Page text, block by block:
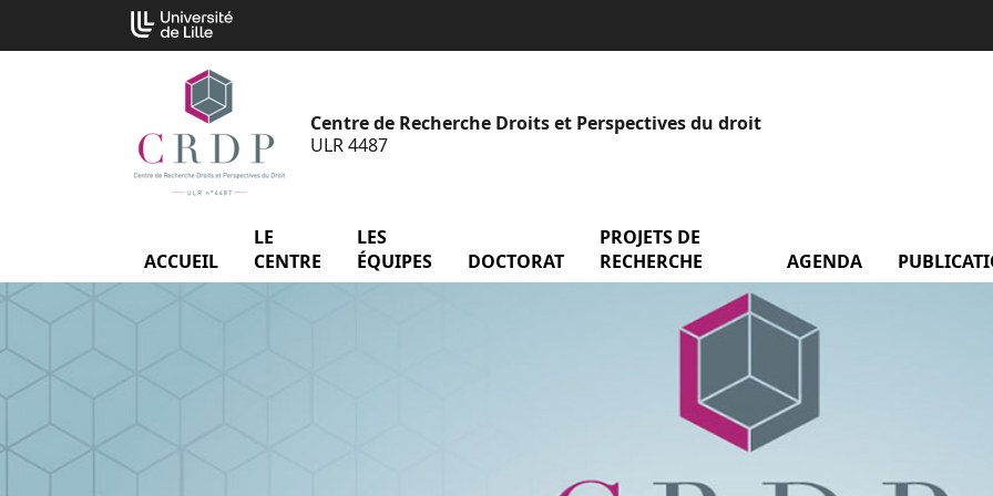
Centre de Recherche Droits et Perspectives du droit
ULR 4487
ACCUEIL
LE
CENTRE
menu Le Centre
LES
ÉQUIPES
menu Les équipes
DOCTORAT
menu Doctorat
PROJETS DE
RECHERCHE
AGENDA menu
Cookies management panel